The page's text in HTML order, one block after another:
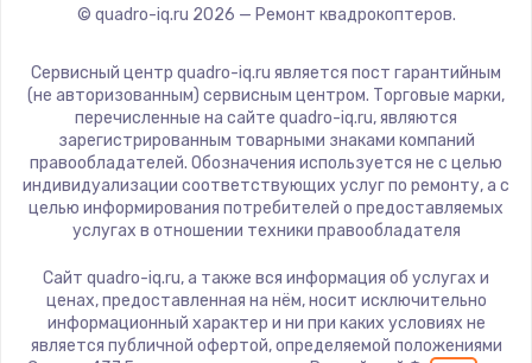
© quadro-iq.ru 2026 — Ремонт квадрокоптеров.
Сервисный центр quadro-iq.ru является пост гарантийным
(не авторизованным) сервисным центром. Торговые марки,
перечисленные на сайте quadro-iq.ru, являются
зарегистрированным товарными знаками компаний
правообладателей. Обозначения используется не с целью
индивидуализации соответствующих услуг по ремонту, а с
целью информирования потребителей о предоставляемых
услугах в отношении техники правообладателя
Сайт quadro-iq.ru, а также вся информация об услугах и
ценах, предоставленная на нём, носит исключительно
информационный характер и ни при каких условиях не
является публичной офертой, определяемой положениями